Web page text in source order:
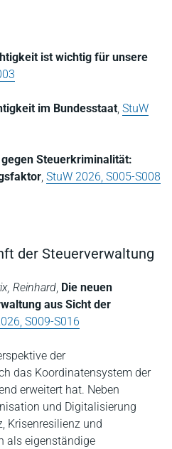
ist wichtig für unsere
im Bundesstaat, StuW
Steuerkriminalität:
, StuW 2026, S005-S008
der Steuerverwaltung
Reinhard, Die neuen
aus Sicht der
S009-S016
der
das Koordinatensystem der
erweitert hat. Neben
und Digitalisierung
Krisenresilienz und
als eigenständige